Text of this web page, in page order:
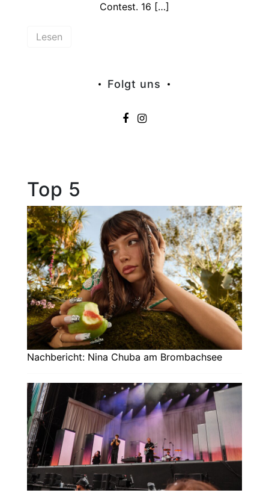
Contest. 16 […]
Lesen
Folgt uns
Top 5
Nachbericht: Nina Chuba am Brombachsee